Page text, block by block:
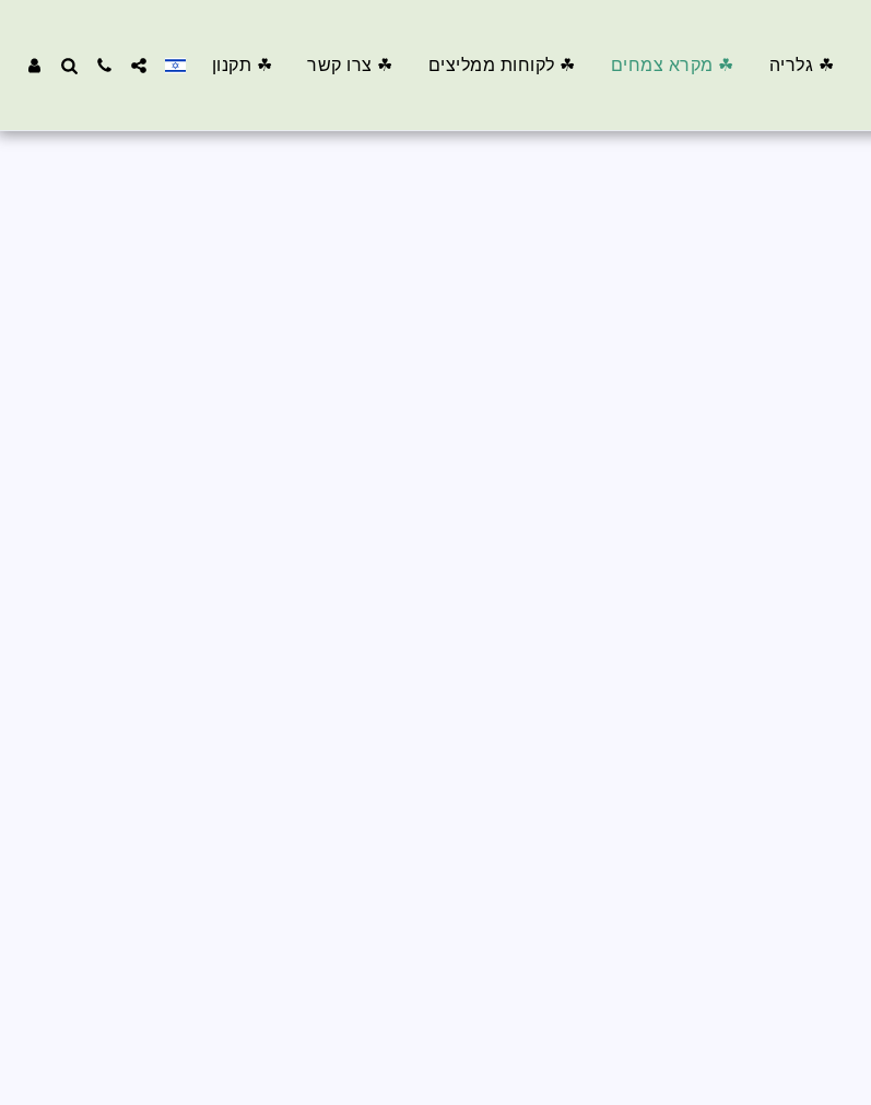
☘ גלריה ☘ מקרא צמחים ☘ לקוחות ממליצים ☘ צרו קשר ☘ תקנון